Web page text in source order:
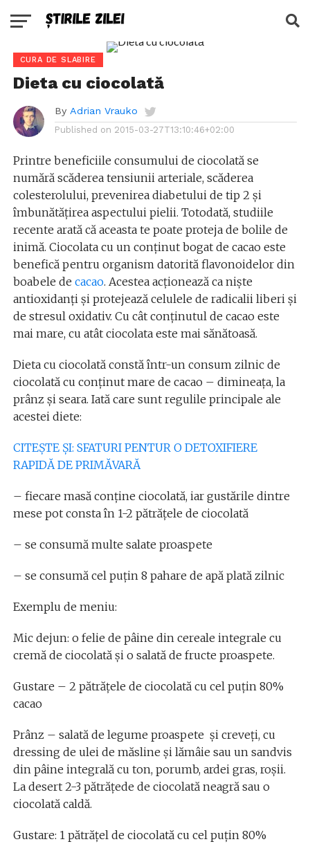
CURA DE SLABIRE
Dieta cu ciocolată
By Adrian Vrauko
Published on 2015-03-27T13:10:46+02:00
Printre beneficiile consumului de ciocolată se
numără scăderea tensiunii arteriale, scăderea
colesterolului, prevenirea diabetului de tip 2 și
îmbunătățirea aspectului pielii. Totodată, studiile
recente arată că aceasta te poate proteja de bolile de
inimă. Ciocolata cu un conținut bogat de cacao este
benefică pentru organism datorită flavonoidelor din
boabele de cacao. Acestea acționează ca niște
antioxidanți și protejează celulele de radicalii liberi și
de stresul oxidativ. Cu cât conținutul de cacao este
mai mare, cu atât ciocolata este mai sănătoasă.
Dieta cu ciocolată constă într-un consum zilnic de
ciocolată cu conținut mare de cacao – dimineața, la
prânz și seara. Iată care sunt regulile principale ale
acestei diete:
CITEȘTE ȘI: SFATURI PENTUR O DETOXIFIERE
RAPIDĂ DE PRIMĂVARĂ
– fiecare masă conține ciocolată, iar gustările dintre
mese pot consta în 1-2 pătrățele de ciocolată
– se consumă multe salate proaspete
– se consumă cel puțin 8 pahare de apă plată zilnic
Exemplu de meniu:
Mic dejun: o felie de pâine din cereale integrale cu
cremă de ciocolată și o salată de fructe proaspete.
Gustare – 2 pătrățele de ciocolată cu cel puțin 80%
cacao
Prânz – salată de legume proaspete și creveți, cu
dressing de ulei de măsline și lămâie sau un sandvis
din pâine integrală cu ton, porumb, ardei gras, roșii.
La desert 2-3 pătrățede de ciocolată neagră sau o
ciocolată caldă.
Gustare: 1 pătrățel de ciocolată cu cel puțin 80%